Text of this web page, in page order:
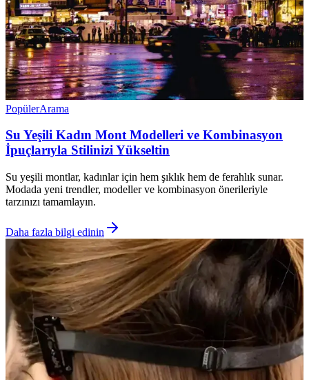
PopülerArama
Su Yeşili Kadın Mont Modelleri ve Kombinasyon
İpuçlarıyla Stilinizi Yükseltin
Su yeşili montlar, kadınlar için hem şıklık hem de ferahlık sunar.
Modada yeni trendler, modeller ve kombinasyon önerileriyle
tarzınızı tamamlayın.
Daha fazla bilgi edinin